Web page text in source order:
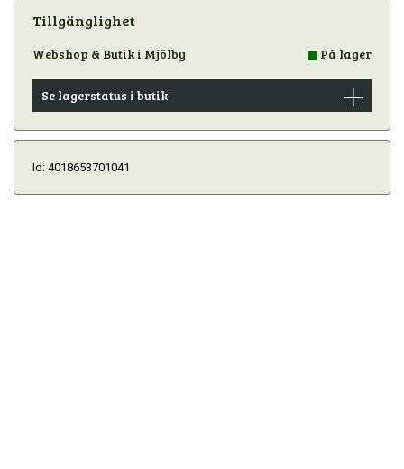
Tillgänglighet
Webshop & Butik i Mjölby På lager
Se lagerstatus i butik
Id: 4018653701041